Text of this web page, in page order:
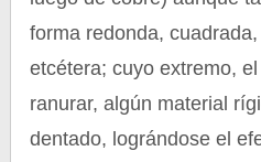
forma redonda,
etcétera; cuyo extremo,
ranurar, algún material
dentado, lográndose el